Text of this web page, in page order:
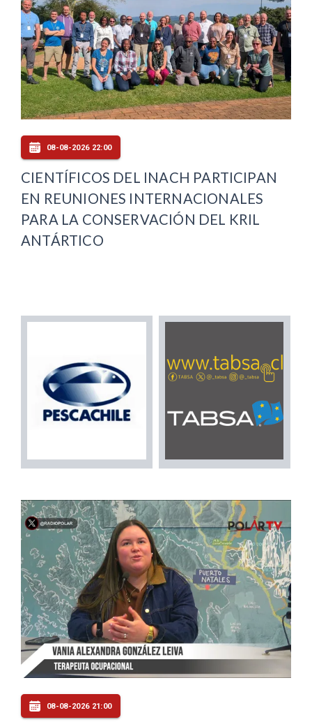
08-08-2026 22:00
CIENTÍFICOS DEL INACH PARTICIPAN
EN REUNIONES INTERNACIONALES
PARA LA CONSERVACIÓN DEL KRIL
ANTÁRTICO
08-08-2026 21:00